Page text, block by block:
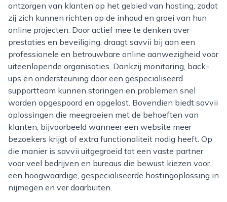
ontzorgen van klanten op het gebied van hosting, zodat
zij zich kunnen richten op de inhoud en groei van hun
online projecten. Door actief mee te denken over
prestaties en beveiliging, draagt savvii bij aan een
professionele en betrouwbare online aanwezigheid voor
uiteenlopende organisaties. Dankzij monitoring, back-
ups en ondersteuning door een gespecialiseerd
supportteam kunnen storingen en problemen snel
worden opgespoord en opgelost. Bovendien biedt savvii
oplossingen die meegroeien met de behoeften van
klanten, bijvoorbeeld wanneer een website meer
bezoekers krijgt of extra functionaliteit nodig heeft. Op
die manier is savvii uitgegroeid tot een vaste partner
voor veel bedrijven en bureaus die bewust kiezen voor
een hoogwaardige, gespecialiseerde hostingoplossing in
nijmegen en ver daarbuiten.